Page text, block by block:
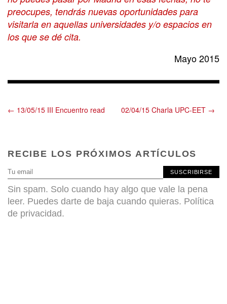
preocupes, tendrás nuevas oportunidades para
visitarla en aquellas universidades y/o espacios en
los que se dé cita.
Mayo 2015
← 13/05/15 III Encuentro read 02/04/15 Charla UPC-EET →
RECIBE LOS PRÓXIMOS ARTÍCULOS
SUSCRIBIRSE
Sin spam. Solo cuando hay algo que vale la pena
leer. Puedes darte de baja cuando quieras. Política
de privacidad.